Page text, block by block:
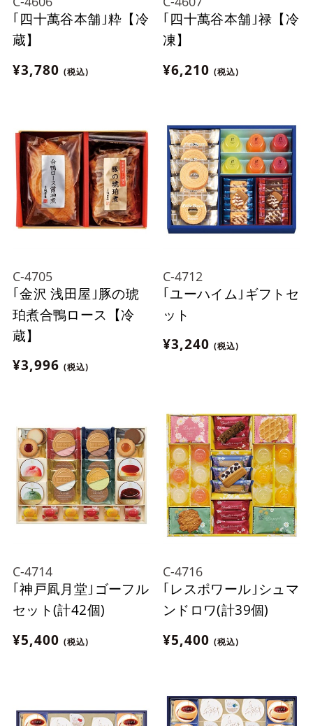
｢四十萬谷本舗｣粋【冷
蔵】
¥3,780 (税込)
｢四十萬谷本舗｣禄【冷
凍】
¥6,210 (税込)
C-4705
｢金沢 浅田屋｣豚の琥
珀煮合鴨ロース【冷
蔵】
¥3,996 (税込)
C-4712
｢ユーハイム｣ギフトセ
ット
¥3,240 (税込)
C-4714
｢神戸凮月堂｣ゴーフル
セット(計42個)
¥5,400 (税込)
C-4716
｢レスポワール｣シュマ
ンドロワ(計39個)
¥5,400 (税込)